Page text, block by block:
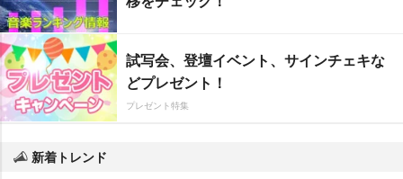
試写会、登壇イベント、サインチェキな
どプレゼント！
プレゼント特集
新着トレンド